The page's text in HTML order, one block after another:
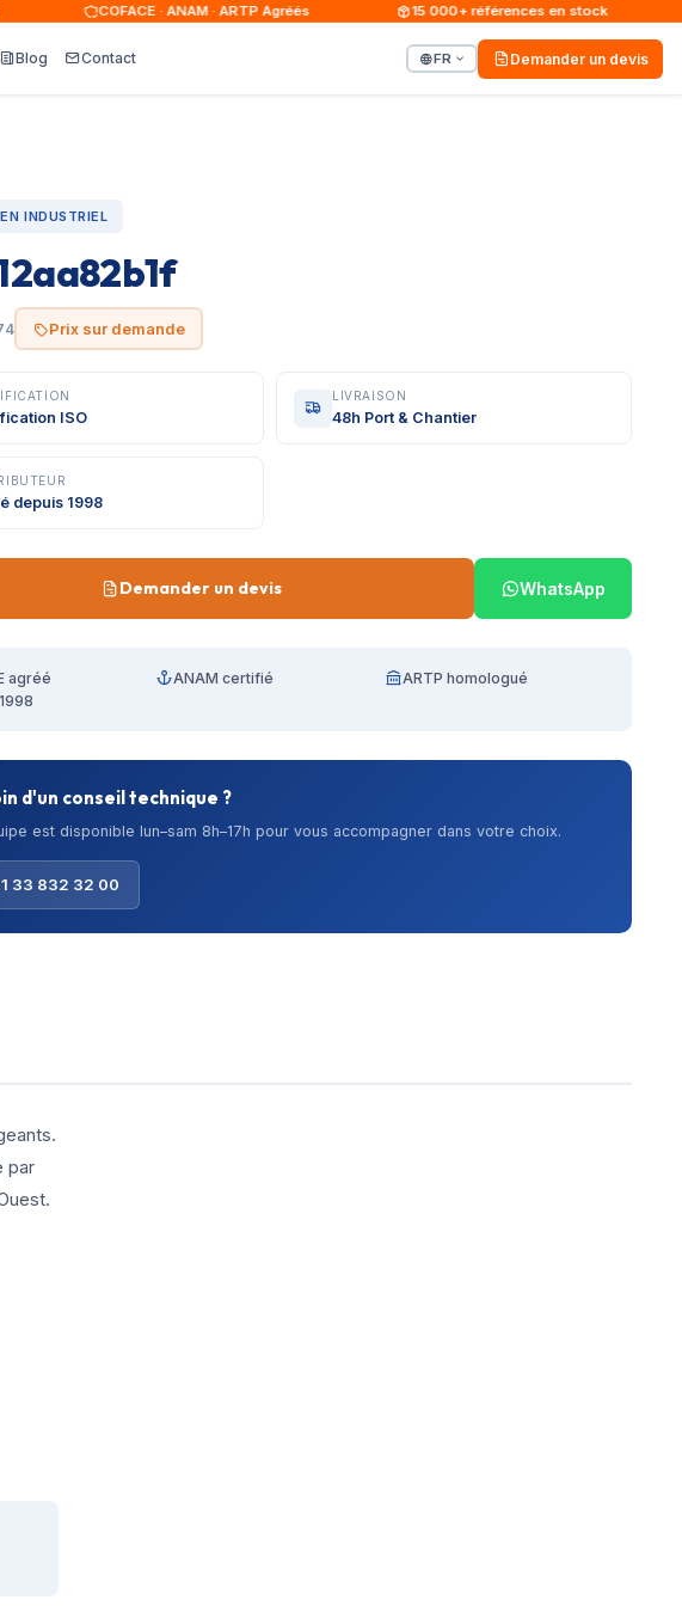
COFACE · ANAM · ARTP Agréés 15 000+ références en stock
Blog Contact FR Demander un devis
INDUSTRIEL
Prix sur demande
ISO
LIVRAISON
48h Port & Chantier
depuis 1998
Demander un devis WhatsApp
agréé ANAM certifié
ARTP homologué
d'un conseil technique ?
est disponible lun–sam 8h–17h pour vous accompagner dans votre choix.
33 832 32 00
par